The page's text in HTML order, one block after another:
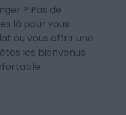
? Pas de
là pour vous
ou vous offrir une
les bienvenus